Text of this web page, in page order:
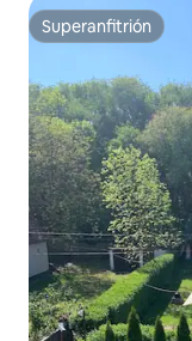
Superanfitrión
Superanfitrión